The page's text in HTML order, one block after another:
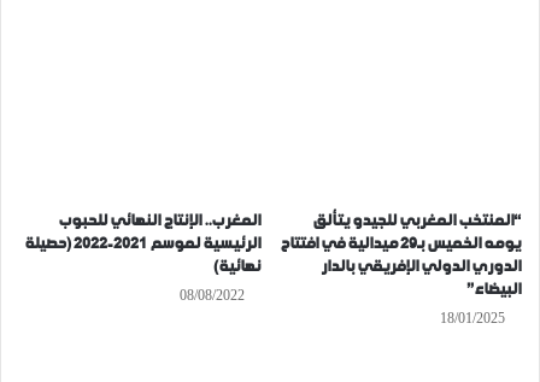
“المنتخب المغربي للجيدو يتألق
يومه الخميس بـ29 ميدالية في افتتاح
الدوري الدولي الإفريقي بالدار
البيضاء”
18/01/2025
المغرب.. الإنتاج النهائي للحبوب
الرئيسية لموسم 2021-2022 (حصيلة
نهائية)
08/08/2022